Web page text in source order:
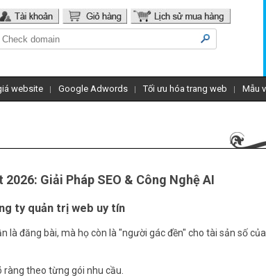
website Google Adwords Tối ưu hóa trang web Mẫu
Giải Pháp SEO & Công Nghệ AI
ty quản trị web uy tín
là đăng bài, mà họ còn là "người gác đền" cho tài sản số của
theo từng gói nhu cầu.